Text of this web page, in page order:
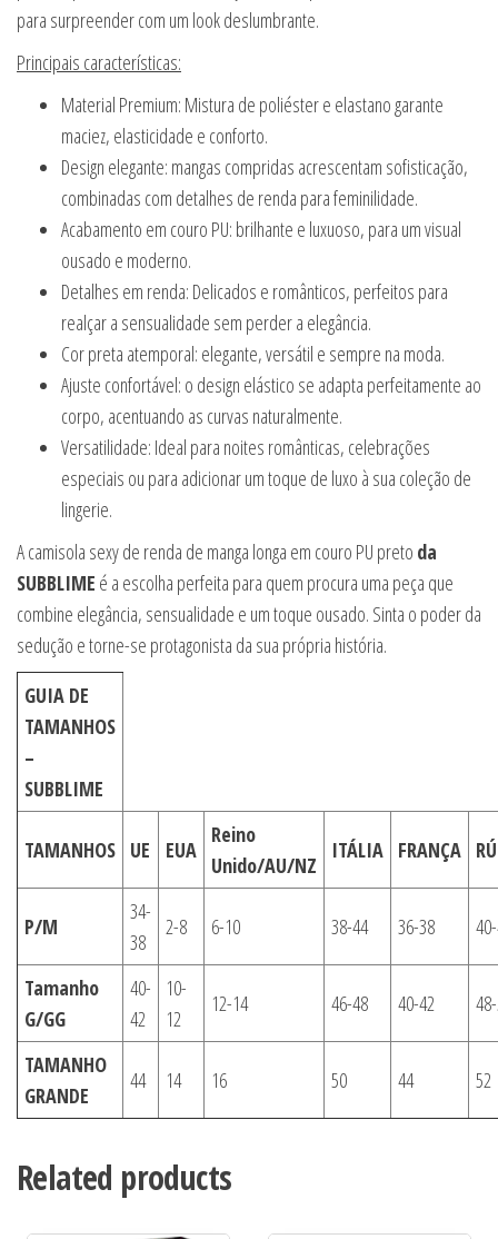
para surpreender com um look deslumbrante.
Principais características:
Material Premium: Mistura de poliéster e elastano garante
maciez, elasticidade e conforto.
Design elegante: mangas compridas acrescentam sofisticação,
combinadas com detalhes de renda para feminilidade.
Acabamento em couro PU: brilhante e luxuoso, para um visual
ousado e moderno.
Detalhes em renda: Delicados e românticos, perfeitos para
realçar a sensualidade sem perder a elegância.
Cor preta atemporal: elegante, versátil e sempre na moda.
Ajuste confortável: o design elástico se adapta perfeitamente ao
corpo, acentuando as curvas naturalmente.
Versatilidade: Ideal para noites românticas, celebrações
especiais ou para adicionar um toque de luxo à sua coleção de
lingerie.
A camisola sexy de renda de manga longa em couro PU preto da
SUBBLIME é a escolha perfeita para quem procura uma peça que
combine elegância, sensualidade e um toque ousado. Sinta o poder da
sedução e torne-se protagonista da sua própria história.
GUIA DE
TAMANHOS
–
SUBBLIME
TAMANHOS UE EUA
Reino
Unido/AU/NZ
ITÁLIA FRANÇA
P/M
34-
38
2-8 6-10 38-44 36-38
Tamanho
G/GG
40-
42
10-
12
12-14 46-48 40-42
TAMANHO
GRANDE
44 14 16 50 44 52
Related products